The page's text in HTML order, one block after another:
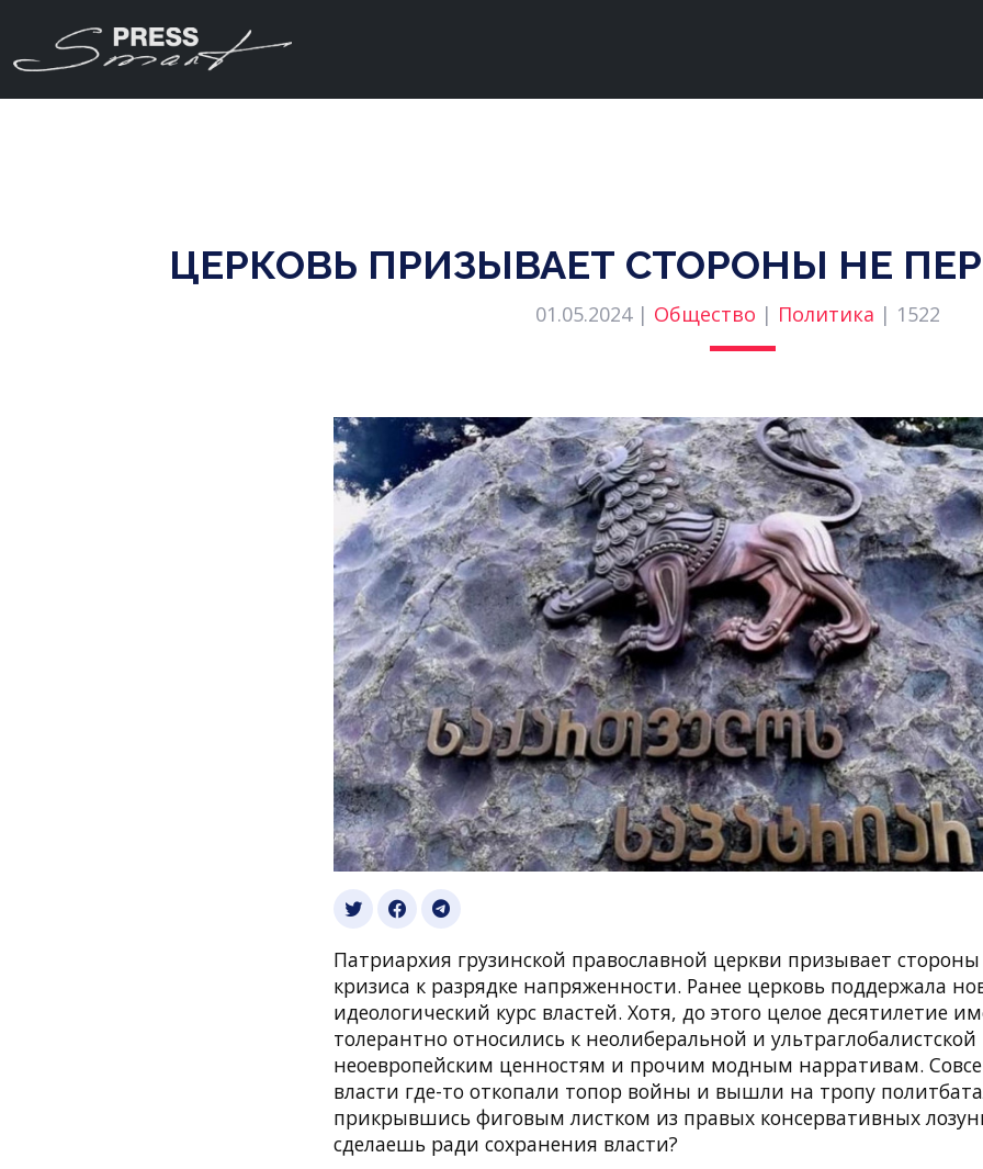
ЦЕРКОВЬ ПРИЗЫВАЕТ СТОРОНЫ НЕ
01.05.2024 | Общество | Политика | 1522
Патриархия грузинской православной церкви призывает стороны
кризиса к разрядке напряженности. Ранее церковь поддержала
идеологический курс властей. Хотя, до этого целое десятилетие
толерантно относились к неолиберальной и ультраглобалистской
неоевропейским ценностям и прочим модным нарративам.
власти где-то откопали топор войны и вышли на тропу
прикрывшись фиговым листком из правых консервативных
сделаешь ради сохранения власти?